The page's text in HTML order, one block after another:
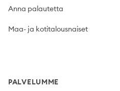
Anna palautetta
Maa- ja kotitalousnaiset
PALVELUMME